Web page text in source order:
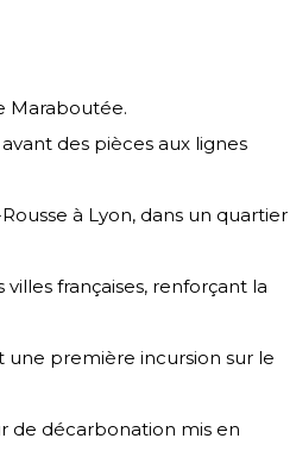
Maraboutée.
des pièces aux lignes
à Lyon, dans un quartier
françaises, renforçant la
une première incursion sur le
de décarbonation mis en